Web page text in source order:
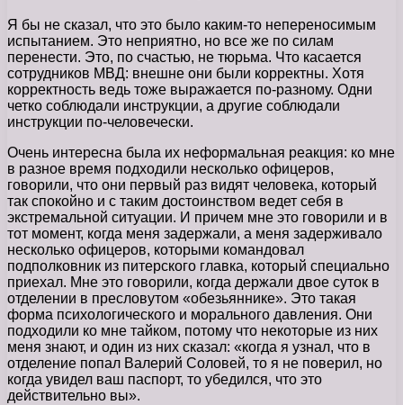
Я бы не сказал, что это было каким-то непереносимым
испытанием. Это неприятно, но все же по силам
перенести. Это, по счастью, не тюрьма. Что касается
сотрудников МВД: внешне они были корректны. Хотя
корректность ведь тоже выражается по-разному. Одни
четко соблюдали инструкции, а другие соблюдали
инструкции по-человечески.
Очень интересна была их неформальная реакция: ко мне
в разное время подходили несколько офицеров,
говорили, что они первый раз видят человека, который
так спокойно и с таким достоинством ведет себя в
экстремальной ситуации. И причем мне это говорили и в
тот момент, когда меня задержали, а меня задерживало
несколько офицеров, которыми командовал
подполковник из питерского главка, который специально
приехал. Мне это говорили, когда держали двое суток в
отделении в пресловутом «обезьяннике». Это такая
форма психологического и морального давления. Они
подходили ко мне тайком, потому что некоторые из них
меня знают, и один из них сказал: «когда я узнал, что в
отделение попал Валерий Соловей, то я не поверил, но
когда увидел ваш паспорт, то убедился, что это
действительно вы».